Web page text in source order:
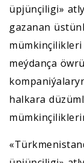
üpjünçiligi»
gazanan
meýdança
halkara